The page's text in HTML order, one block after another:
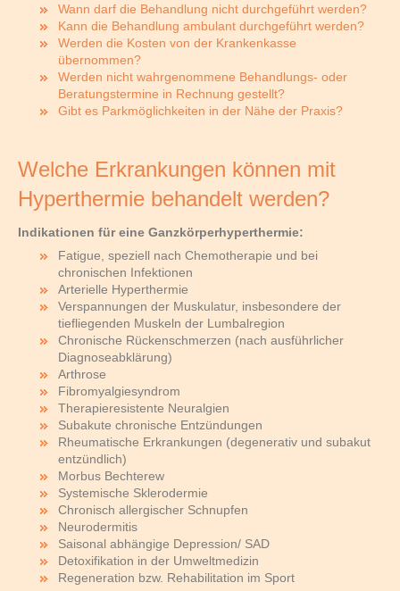
Wann darf die Behandlung nicht durchgeführt werden?
Kann die Behandlung ambulant durchgeführt werden?
Werden die Kosten von der Krankenkasse
übernommen?
Werden nicht wahrgenommene Behandlungs- oder
Beratungstermine in Rechnung gestellt?
Gibt es Parkmöglichkeiten in der Nähe der Praxis?
Welche Erkrankungen können mit
Hyperthermie behandelt werden?
Indikationen für eine Ganzkörperhyperthermie:
Fatigue, speziell nach Chemotherapie und bei
chronischen Infektionen
Arterielle Hyperthermie
Verspannungen der Muskulatur, insbesondere der
tiefliegenden Muskeln der Lumbalregion
Chronische Rückenschmerzen (nach ausführlicher
Diagnoseabklärung)
Arthrose
Fibromyalgiesyndrom
Therapieresistente Neuralgien
Subakute chronische Entzündungen
Rheumatische Erkrankungen (degenerativ und subakut
entzündlich)
Morbus Bechterew
Systemische Sklerodermie
Chronisch allergischer Schnupfen
Neurodermitis
Saisonal abhängige Depression/ SAD
Detoxifikation in der Umweltmedizin
Regeneration bzw. Rehabilitation im Sport